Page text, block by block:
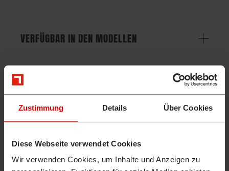
Zustimmung Details Über Cookies
Diese Webseite verwendet Cookies
Wir verwenden Cookies, um Inhalte und Anzeigen zu
VERFÜGBAR IN DEN MODELLEN